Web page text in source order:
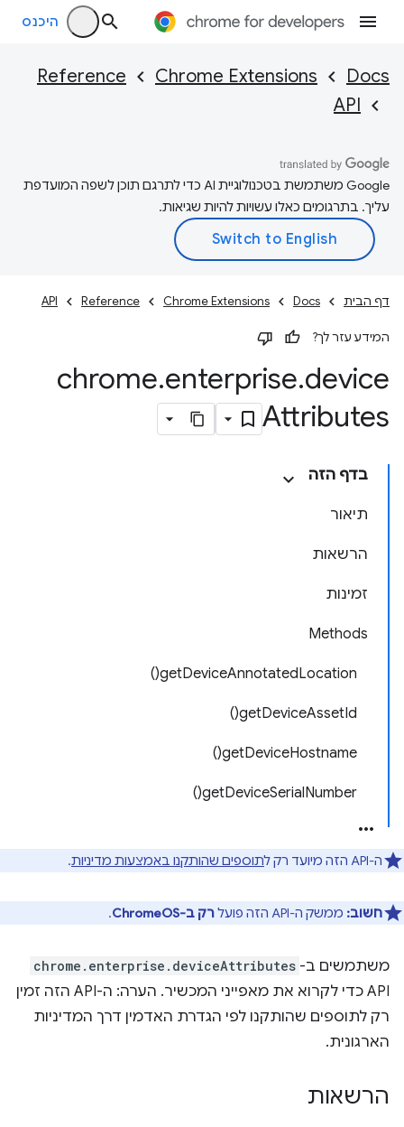
היכנס
Docs
Chrome Extensions
Reference
API
‫Google משתמשת בטכנולוגיית AI כדי לתרגם תוכן לשפה המועדפת
עליך. בתרגומים כאלו עשויות להיות שגיאות.
דף הבית Docs
Chrome Extensions
Reference
API
המידע עזר לך?
chrome.enterprise.device
Attributes
בדף הזה
תיאור
הרשאות
זמינות
Methods
getDeviceAnnotatedLocation()
getDeviceAssetId()
getDeviceHostname()
getDeviceSerialNumber()
ה-API הזה מיועד רק ל תוספים שהותקנו באמצעות מדיניות.
חשוב: ממשק ה-API הזה פועל רק ב-ChromeOS .
משתמשים ב- chrome.enterprise.deviceAttributes
API כדי לקרוא את מאפייני המכשיר. הערה: ה-API הזה זמין
רק לתוספים שהותקנו לפי הגדרת האדמין דרך המדיניות
הארגונית.
הרשאות